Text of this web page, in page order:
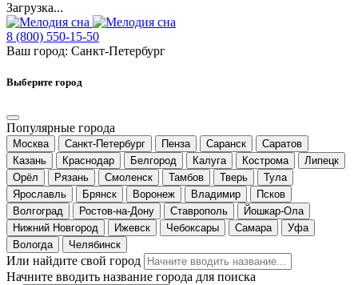
Загрузка...
8 (800) 550-15-50
Ваш город: Санкт-Петербург
Выберите город
Популярные города
Москва Санкт-Петербург Пенза Саранск
Саратов
Казань
Краснодар Белгород Калуга Кострома
Липецк
Орёл
Рязань Смоленск Тамбов Тверь
Тула
Ярославль
Брянск Воронеж Владимир
Псков
Волгоград
Ростов-на-Дону Ставрополь
Йошкар-Ола
Нижний Новгород
Ижевск Чебоксары Самара
Уфа
Вологда
Челябинск
Или найдите свой город
Начните вводить название города для поиска